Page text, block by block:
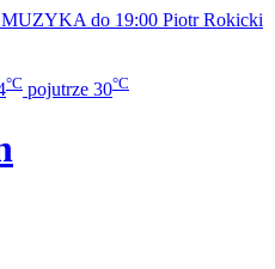
do 19:00 Piotr Rokicki
°C pojutrze 30°C